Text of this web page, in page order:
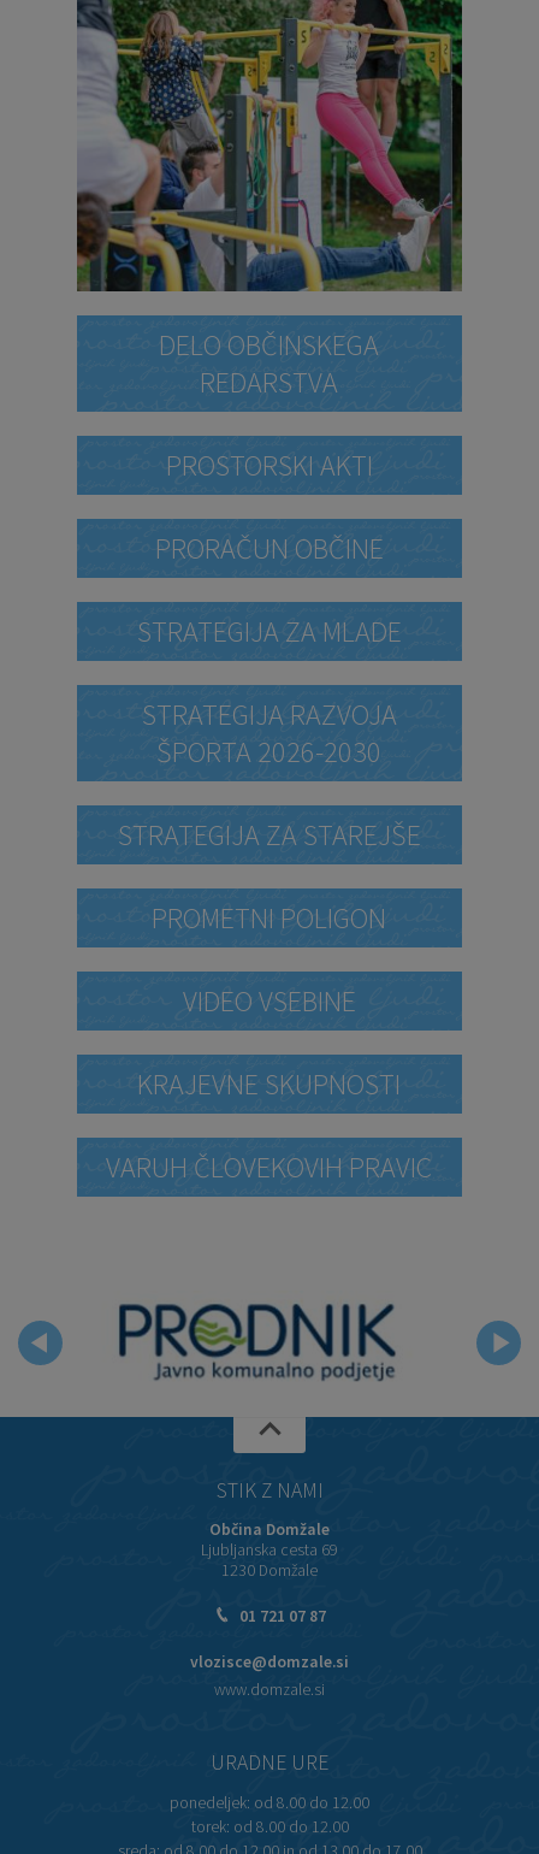
DELO OBČINSKEGA
REDARSTVA
PROSTORSKI AKTI
PRORAČUN OBČINE
STRATEGIJA ZA MLADE
STRATEGIJA RAZVOJA
ŠPORTA 2026-2030
STRATEGIJA ZA STAREJŠE
PROMETNI POLIGON
VIDEO VSEBINE
KRAJEVNE SKUPNOSTI
VARUH ČLOVEKOVIH PRAVIC
STIK Z NAMI
Občina Domžale
Ljubljanska cesta 69
1230 Domžale
01 721 07 87
vlozisce@domzale.si
www.domzale.si
URADNE URE
ponedeljek: od 8.00 do 12.00
torek: od 8.00 do 12.00